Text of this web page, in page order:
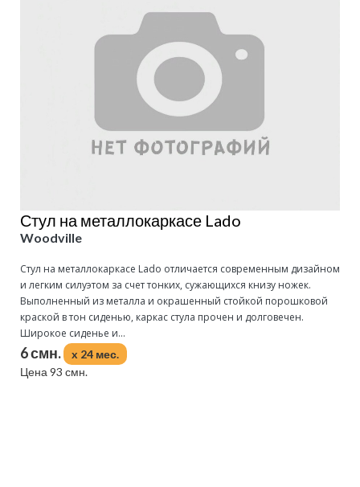
Стул на металлокаркасе Lado
Woodville
Стул на металлокаркасе Lado отличается современным дизайном
и легким силуэтом за счет тонких, сужающихся книзу ножек.
Выполненный из металла и окрашенный стойкой порошковой
краской в тон сиденью, каркас стула прочен и долговечен.
Широкое сиденье и...
6 смн.
x 24 мес.
Цена 93 смн.